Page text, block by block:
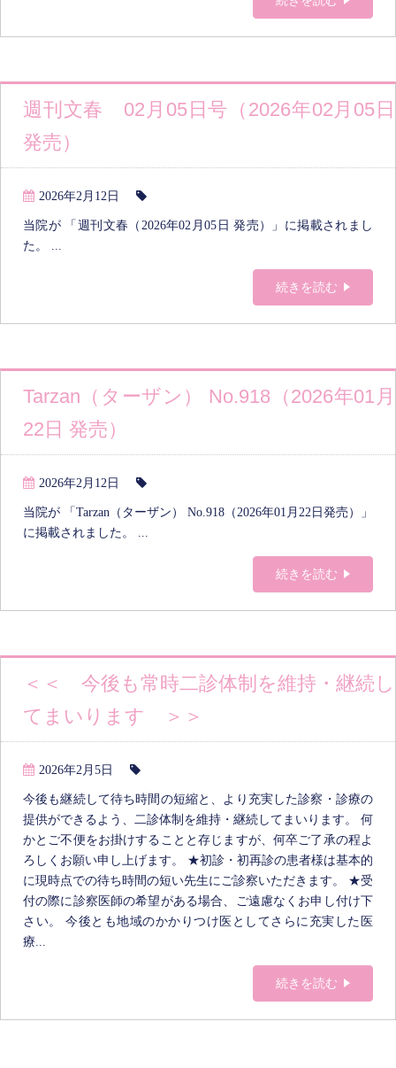
週刊文春 02月05日号（2026年02月05日
発売）
2026年2月12日
当院が 「週刊文春（2026年02月05日 発売）」に掲載されまし
た。 ...
続きを読む
Tarzan（ターザン） No.918（2026年01月
22日 発売）
2026年2月12日
当院が 「Tarzan（ターザン） No.918（2026年01月22日発売）」
に掲載されました。 ...
続きを読む
＜＜ 今後も常時二診体制を維持・継続し
てまいります ＞＞
2026年2月5日
今後も継続して待ち時間の短縮と、より充実した診察・診療の
提供ができるよう、二診体制を維持・継続してまいります。 何
かとご不便をお掛けすることと存じますが、何卒ご了承の程よ
ろしくお願い申し上げます。 ★初診・初再診の患者様は基本的
に現時点での待ち時間の短い先生にご診察いただきます。 ★受
付の際に診察医師の希望がある場合、ご遠慮なくお申し付け下
さい。 今後とも地域のかかりつけ医としてさらに充実した医
療...
続きを読む